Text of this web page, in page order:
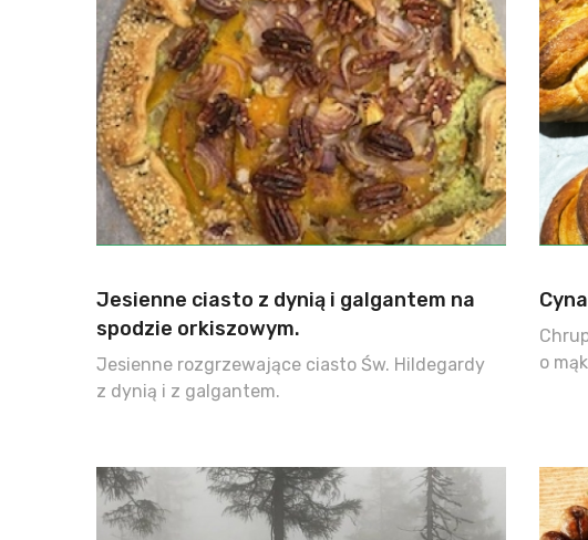
Jesienne ciasto z dynią i galgantem na
spodzie orkiszowym.
Jesienne rozgrzewające ciasto Św. Hildegardy
z dynią i z galgantem.
o